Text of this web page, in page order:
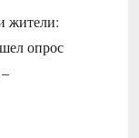
жители:
опрос